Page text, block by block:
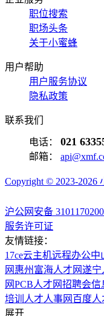
职位搜索
职场头条
关于小蜜蜂
用户帮助
用户服务协议
隐私政策
联系我们
电话： 021
邮箱：
Copyright © 2023-2026
沪公网安备
服务许可证
友情链接：
17ce云主机远程办公中
网 惠州富海人才网遂宁
网PCB人才网招聘会信
培训 人才人事网 百度人
展开